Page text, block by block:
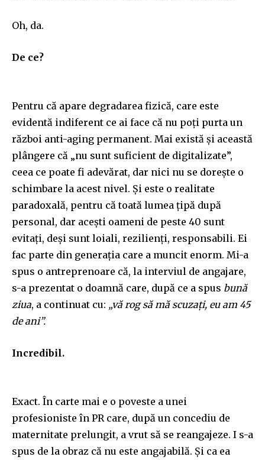
Oh, da.
De ce?
Pentru că apare degradarea fizică, care este
evidentă indiferent ce ai face că nu poți purta un
război anti-aging permanent. Mai există și această
plângere că „nu sunt suficient de digitalizate”,
ceea ce poate fi adevărat, dar nici nu se dorește o
schimbare la acest nivel. Și este o realitate
paradoxală, pentru că toată lumea țipă după
personal, dar acești oameni de peste 40 sunt
evitați, deși sunt loiali, rezilienți, responsabili. Ei
fac parte din generația care a muncit enorm. Mi-a
spus o antreprenoare că, la interviul de angajare,
s-a prezentat o doamnă care, după ce a spus bună
ziua, a continuat cu: „vă rog să mă scuzați, eu am 45
de ani”.
Incredibil.
Exact. În carte mai e o poveste a unei
profesioniste în PR care, după un concediu de
maternitate prelungit, a vrut să se reangajeze. I s-a
spus de la obraz că nu este angajabilă. Și ca ea